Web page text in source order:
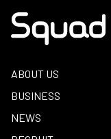
ABOUT US
BUSINESS
NEWS